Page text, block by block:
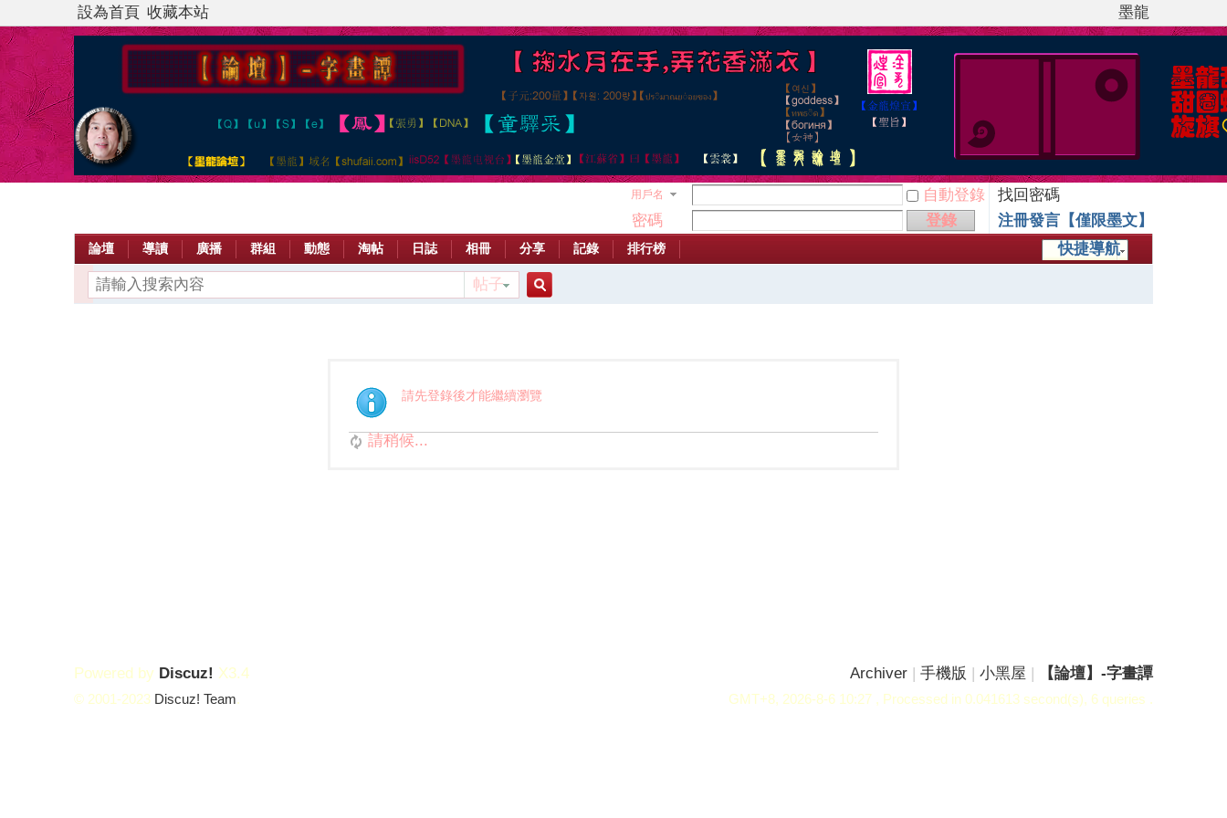
設為首頁 收藏本站 墨龍
用戶名 自動登錄
找回密碼
密碼
登錄
注冊發言【僅限墨文】
快捷導航
論壇 導讀 廣播 群組 動態 淘帖 日誌 相冊 分享 記錄 排行榜
帖子
索
請先登錄後才能繼續瀏覽
請稍候...
Archiver | 手機版 | 小黑屋 | 【論壇】-字畫譚
GMT+8, 2026-8-6 10:27 , Processed in 0.041613 second(s), 6 queries .
Powered by Discuz! X3.4
© 2001-2023 Discuz! Team.